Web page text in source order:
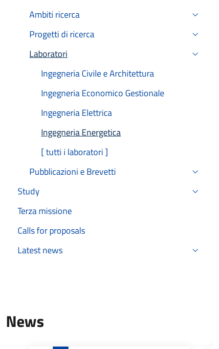
Ambiti ricerca
Progetti di ricerca
Laboratori
Active
Ingegneria Civile e Architettura
Ingegneria Economico Gestionale
Ingegneria Elettrica
Ingegneria Energetica
[ tutti i laboratori ]
Pubblicazioni e Brevetti
Study
Terza missione
Calls for proposals
Latest news
News